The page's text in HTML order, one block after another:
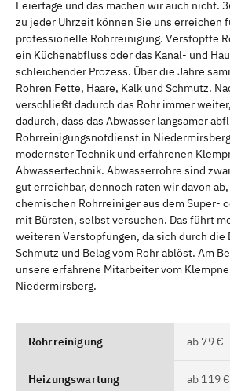
Feiertage und das machen wir auch nicht.
zu jeder Uhrzeit können Sie uns erreichen
professionelle Rohrreinigung. Verstopfte
ein Küchenabfluss oder das Kanal- und
schleichender Prozess. Über die Jahre
Rohren Fette, Haare, Kalk und Schmutz.
verschließt dadurch das Rohr immer
dadurch, dass das Abwasser langsamer
Rohrreinigungsnotdienst in
modernster Technik und erfahrenen
Abwassertechnik. Abwasserrohre sind
gut erreichbar, dennoch raten wir davon
chemischen Rohrreiniger aus dem Super-
mit Bürsten, selbst versuchen. Das führt
weiteren Verstopfungen, da sich durch
Schmutz und Belag vom Rohr ablöst. Am
unsere erfahrene Mitarbeiter vom
Niedermirsberg.
Rohrreinigung ab 79 €
Heizungswartung ab 119 €